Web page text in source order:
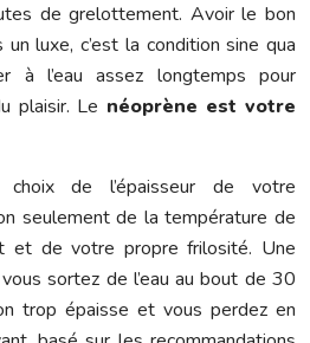
de grelottement. Avoir le bon
luxe, c’est la condition sine qua
à l’eau assez longtemps pour
plaisir. Le néoprène est votre
de l’épaisseur de votre
seulement de la température de
et de votre propre frilosité. Une
sortez de l’eau au bout de 30
trop épaisse et vous perdez en